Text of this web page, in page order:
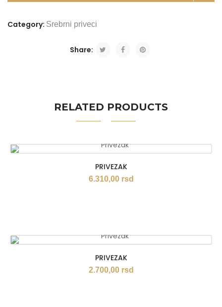
Category: Srebrni priveci
Share:
RELATED PRODUCTS
PRIVEZAK
6.310,00 rsd
PRIVEZAK
2.700,00 rsd